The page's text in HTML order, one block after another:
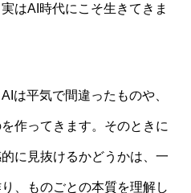
はAI時代にこそ生きてきま
は平気で間違ったものや、
作ってきます。そのときに
に見抜けるかどうかは、一
、ものごとの本質を理解し